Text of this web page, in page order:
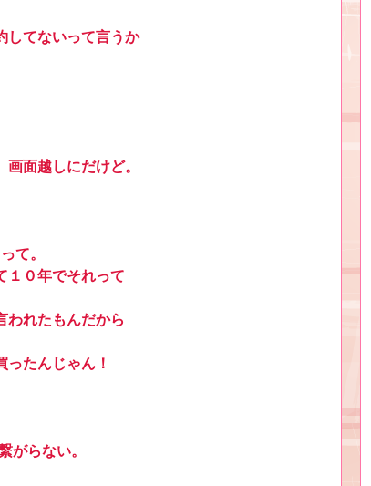
してないって言うか
面越しにだけど。
て。
１０年でそれって
われたもんだから
ったんじゃん！
がらない。